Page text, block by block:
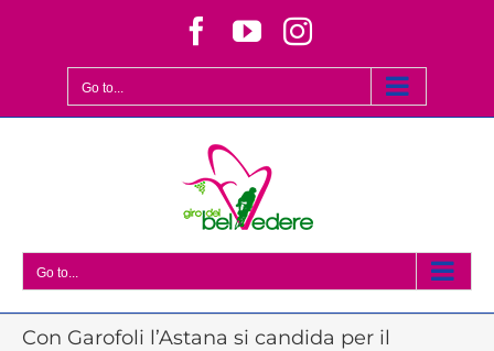
Facebook
YouTubeInstagram
Go to...
Go to...
Con Garofoli l’Astana si candida per il